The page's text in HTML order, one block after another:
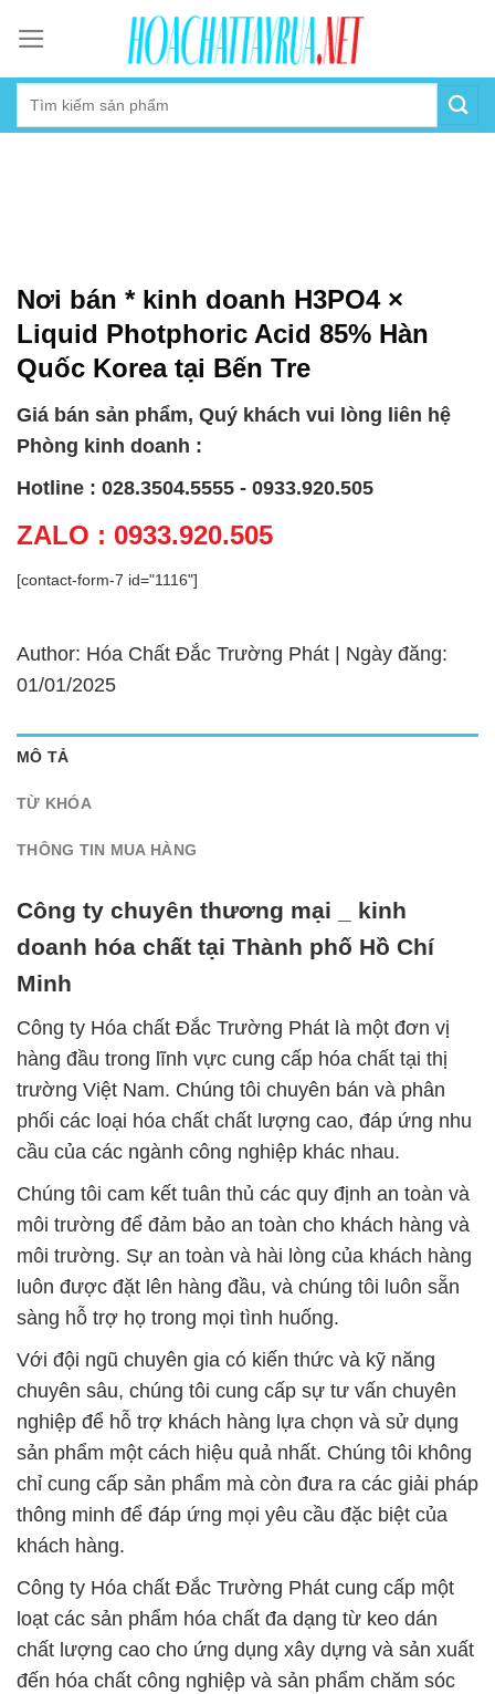
content
Nơi bán * kinh doanh H3PO4 ×
Liquid Photphoric Acid 85% Hàn
Quốc Korea tại Bến Tre
Giá bán sản phẩm, Quý khách vui lòng liên hệ
Phòng kinh doanh :
Hotline : 028.3504.5555 - 0933.920.505
ZALO : 0933.920.505
[contact-form-7 id="1116"]
Author: Hóa Chất Đắc Trường Phát | Ngày đăng:
01/01/2025
MÔ TẢ
TỪ KHÓA
THÔNG TIN MUA HÀNG
Công ty chuyên thương mại _ kinh
doanh hóa chất tại Thành phố Hồ Chí
Minh
Công ty Hóa chất Đắc Trường Phát là một đơn vị
hàng đầu trong lĩnh vực cung cấp hóa chất tại thị
trường Việt Nam. Chúng tôi chuyên bán và phân
phối các loại hóa chất chất lượng cao, đáp ứng nhu
cầu của các ngành công nghiệp khác nhau.
Chúng tôi cam kết tuân thủ các quy định an toàn và
môi trường để đảm bảo an toàn cho khách hàng và
môi trường. Sự an toàn và hài lòng của khách hàng
luôn được đặt lên hàng đầu, và chúng tôi luôn sẵn
sàng hỗ trợ họ trong mọi tình huống.
Với đội ngũ chuyên gia có kiến thức và kỹ năng
chuyên sâu, chúng tôi cung cấp sự tư vấn chuyên
nghiệp để hỗ trợ khách hàng lựa chọn và sử dụng
sản phẩm một cách hiệu quả nhất. Chúng tôi không
chỉ cung cấp sản phẩm mà còn đưa ra các giải pháp
thông minh để đáp ứng mọi yêu cầu đặc biệt của
khách hàng.
Công ty Hóa chất Đắc Trường Phát cung cấp một
loạt các sản phẩm hóa chất đa dạng từ keo dán
chất lượng cao cho ứng dụng xây dựng và sản xuất
đến hóa chất công nghiệp và sản phẩm chăm sóc